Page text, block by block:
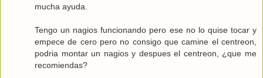
mucha ayuda.
Tengo un nagios funcionando pero ese no lo quise tocar y
empece de cero pero no consigo que camine el centreon,
podria montar un nagios y despues el centreon, ¿que me
recomiendas?